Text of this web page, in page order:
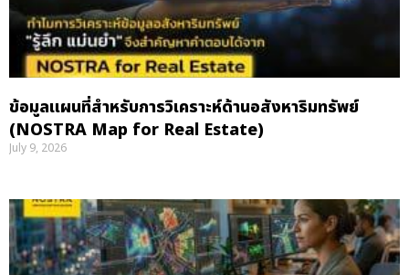
ข้อมูลแผนที่สำหรับการวิเคราะห์ด้านอสังหาริมทรัพย์
(NOSTRA Map for Real Estate)
July 9, 2026